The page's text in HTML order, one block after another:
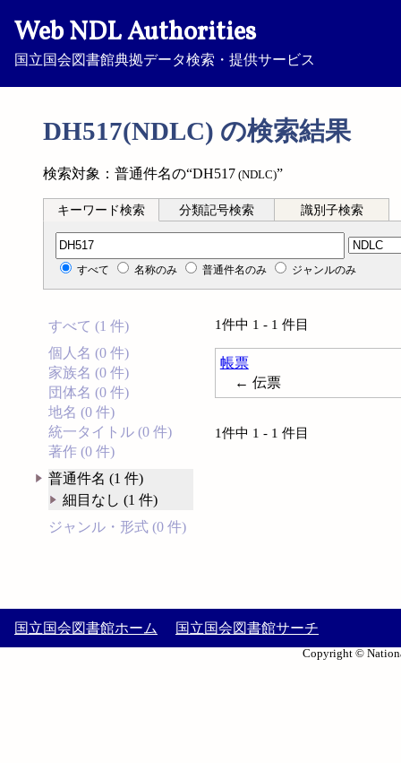
Web NDL Authorities
国立国会図書館典拠データ検索・提供サービス
DH517(NDLC) の検索結果
検索対象：普通件名の“DH517 (NDLC)”
キーワード検索 分類記号検索 識別子検索
分類記号検索
すべて 名称のみ 普通件名のみ ジャンルのみ
すべて (1 件)
個人名 (0 件)
家族名 (0 件)
団体名 (0 件)
地名 (0 件)
統一タイトル (0 件)
著作 (0 件)
普通件名 (1 件)
細目なし (1 件)
ジャンル・形式 (0 件)
1件中 1 - 1 件目
帳票
← 伝票
1件中 1 - 1 件目
国立国会図書館ホーム 国立国会図書館サーチ
Copyright ©